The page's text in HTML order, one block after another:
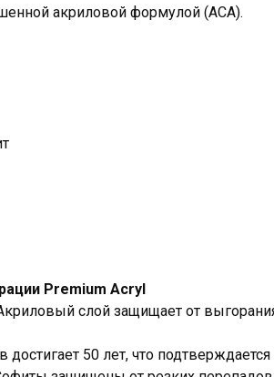
акриловой формулой (АСА).
Premium Acryl
слой защищает от
50 лет, что